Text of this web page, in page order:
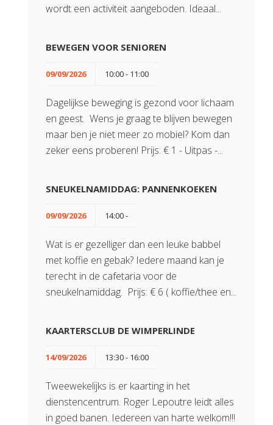
wordt een activiteit aangeboden. Ideaal...
BEWEGEN VOOR SENIOREN
09/09/2026 10:00 - 11:00
Dagelijkse beweging is gezond voor lichaam
en geest. Wens je graag te blijven bewegen
maar ben je niet meer zo mobiel? Kom dan
zeker eens proberen! Prijs: € 1 - Uitpas -...
SNEUKELNAMIDDAG: PANNENKOEKEN
09/09/2026 14:00 -
Wat is er gezelliger dan een leuke babbel
met koffie en gebak? Iedere maand kan je
terecht in de cafetaria voor de
sneukelnamiddag. Prijs: € 6 ( koffie/thee en...
KAARTERSCLUB DE WIMPERLINDE
14/09/2026 13:30 - 16:00
Tweewekelijks is er kaarting in het
dienstencentrum. Roger Lepoutre leidt alles
in goed banen. Iedereen van harte welkom!!!